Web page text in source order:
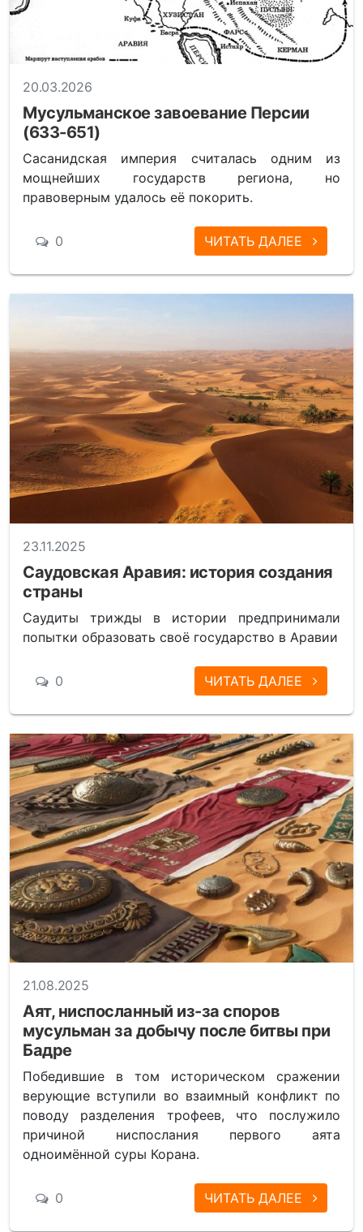
20.03.2026
Мусульманское завоевание Персии
(633-651)
Сасанидская империя считалась одним из
мощнейших государств региона, но
правоверным удалось её покорить.
0 ЧИТАТЬ ДАЛЕЕ
23.11.2025
Саудовская Аравия: история создания
страны
Саудиты трижды в истории предпринимали
попытки образовать своё государство в Аравии
0 ЧИТАТЬ ДАЛЕЕ
21.08.2025
Аят, ниспосланный из-за споров
мусульман за добычу после битвы при
Бадре
Победившие в том историческом сражении
верующие вступили во взаимный конфликт по
поводу разделения трофеев, что послужило
причиной ниспослания первого аята
одноимённой суры Корана.
0 ЧИТАТЬ ДАЛЕЕ